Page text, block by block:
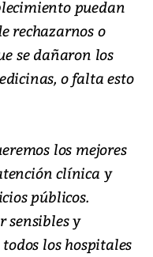
puedan
rechazarnos o
se dañaron los
o falta esto
los mejores
clínica y
públicos.
sensibles y
los hospitales